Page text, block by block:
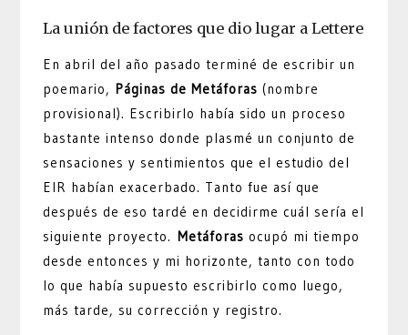
La unión de factores que dio lugar a Lettere
En abril del año pasado terminé de escribir un
poemario, Páginas de Metáforas (nombre
provisional). Escribirlo había sido un proceso
bastante intenso donde plasmé un conjunto de
sensaciones y sentimientos que el estudio del
EIR habían exacerbado. Tanto fue así que
después de eso tardé en decidirme cuál sería el
siguiente proyecto.Metáforas ocupó mi tiempo
desde entonces y mi horizonte, tanto con todo
lo que había supuesto escribirlo como luego,
más tarde, su corrección y registro.